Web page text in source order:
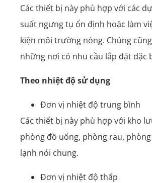
Các thiết bị này phù hợp với các
suất ngưng tụ ổn định hoặc làm
kiện môi trường nóng. Chúng
những nơi có nhu cầu lắp đặt đặc
Theo nhiệt độ sử dụng
Đơn vị nhiệt độ trung bình
Các thiết bị này phù hợp với kho
phòng đồ uống, phòng rau,
lạnh nói chung.
Đơn vị nhiệt độ thấp